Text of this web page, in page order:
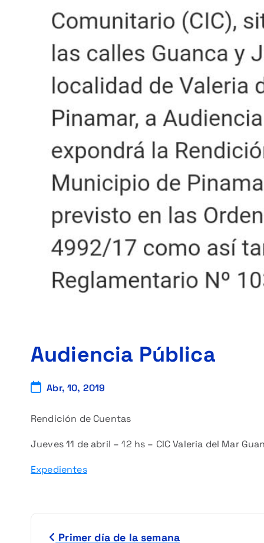
Audiencia Pública
Abr, 10, 2019
Rendición de Cuentas
Jueves 11 de abril – 12 hs – CIC Valeria del Mar
Expedientes
Primer día de la semana